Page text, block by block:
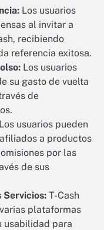
Los usuarios
al invitar a
recibiendo
referencia exitosa.
Los usuarios
su gasto de vuelta
de
Los usuarios pueden
a productos
por las
de sus
Servicios: T-Cash
plataformas
usabilidad para